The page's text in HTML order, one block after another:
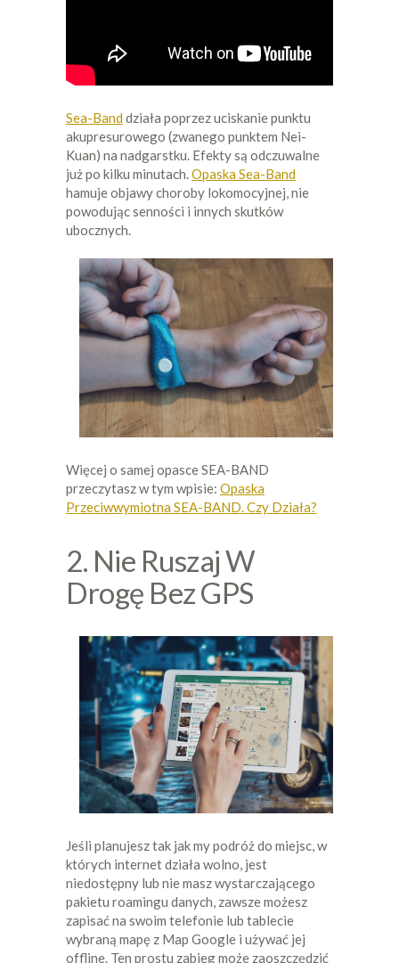
Sea-Banddziała poprzez uciskanie punktu
akupresurowego (zwanego punktem Nei-
Kuan) na nadgarstku. Efekty są odczuwalne
już po kilku minutach.Opaska Sea-Band
hamuje objawy choroby lokomocyjnej, nie
powodując senności i innych skutków
ubocznych.
Więcej o samej opasce SEA-BAND
przeczytasz w tym wpisie: Opaska
Przeciwwymiotna SEA-BAND. Czy Działa?
2. Nie Ruszaj W
Drogę Bez GPS
Jeśli planujesz tak jak my podróż do miejsc, w
których internet działa wolno, jest
niedostępny lub nie masz wystarczającego
pakietu roamingu danych, zawsze możesz
zapisać na swoim telefonie lub tablecie
wybraną mapę z Map Google i używać jej
offline. Ten prostu zabieg może zaoszczędzić